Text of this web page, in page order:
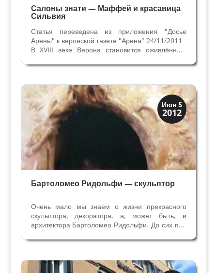
Салоны знати — Маффей и красавица
Сильвия
Статья переведена из приложения "Досье
Арены" к веронской газете "Арена" 24/11/2011
В XVIII веке Верона становится оживлённым
изучающим все новые тенденции Венеции,
славному классическому...
Июн 5
2012
Верона
Бартоломео Ридольфи — скульптор
Очень мало мы знаем о жизни прекрасного
скульптора, декоратора, а, может быть, и
архитектора Бартоломео Ридольфи. До сих пор
Вазари и Андреа Палладио. Мы не знаем, когда
только в...